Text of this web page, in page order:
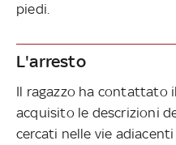
piedi.
L'arresto
Il ragazzo ha contattato
acquisito le descrizioni
cercati nelle vie